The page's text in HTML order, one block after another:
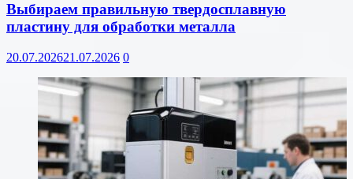
Выбираем правильную твердосплавную
пластину для обработки металла
20.07.202621.07.2026 0